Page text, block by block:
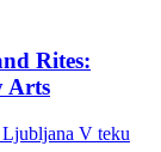
Rites:
Arts
Ljubljana V teku